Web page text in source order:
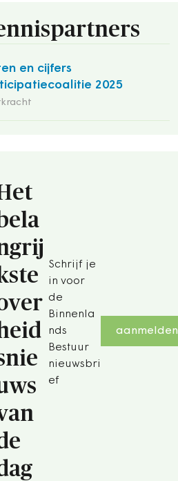
en cijfers
2025
Schrijf je
in voor
de
Binnenla
nds
Bestuur
nieuwsbri
ef
aanmelden